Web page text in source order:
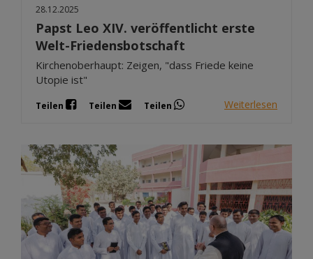
28.12.2025
Papst Leo XIV. veröffentlicht erste
Welt-Friedensbotschaft
Kirchenoberhaupt: Zeigen, "dass Friede keine
Utopie ist"
Teilen Teilen Teilen Weiterlesen